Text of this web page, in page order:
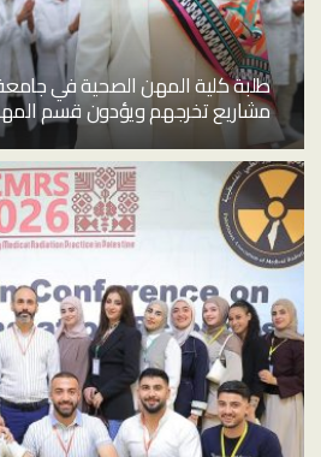
طلبة كلية المهن الصحية في
مشاريع تخرجهم ويؤدون قسم